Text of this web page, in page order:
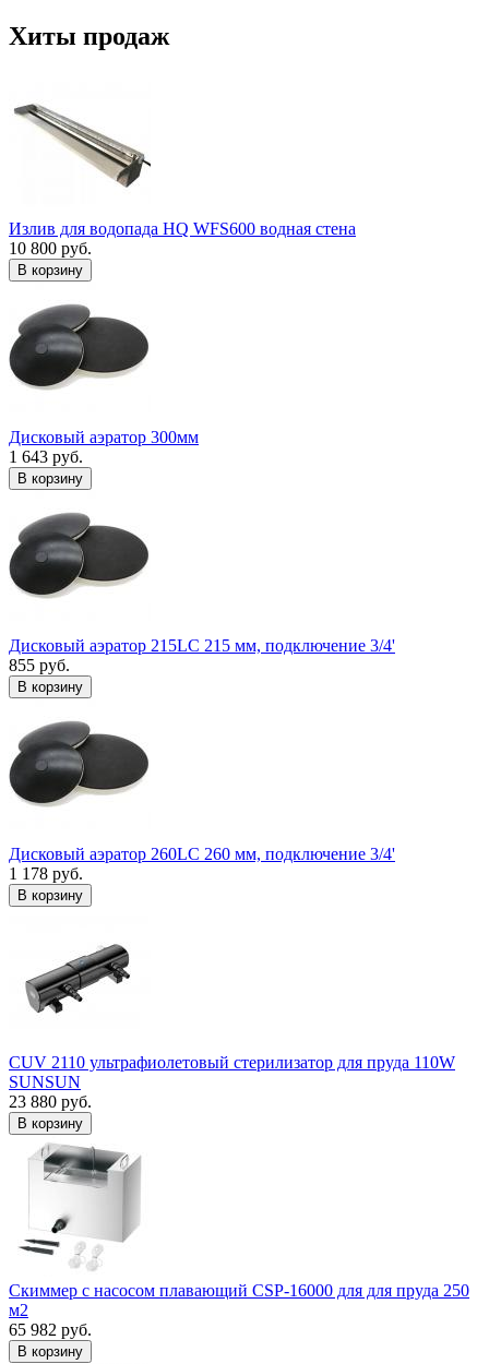
Хиты продаж
Излив для водопада HQ WFS600 водная стена
10 800 руб.
В корзину
Дисковый аэратор 300мм
1 643 руб.
В корзину
Дисковый аэратор 215LC 215 мм, подключение 3/4'
855 руб.
В корзину
Дисковый аэратор 260LC 260 мм, подключение 3/4'
1 178 руб.
В корзину
CUV 2110 ультрафиолетовый стерилизатор для пруда 110W
SUNSUN
23 880 руб.
В корзину
Скиммер с насосом плавающий CSP-16000 для для пруда 250
м2
65 982 руб.
В корзину